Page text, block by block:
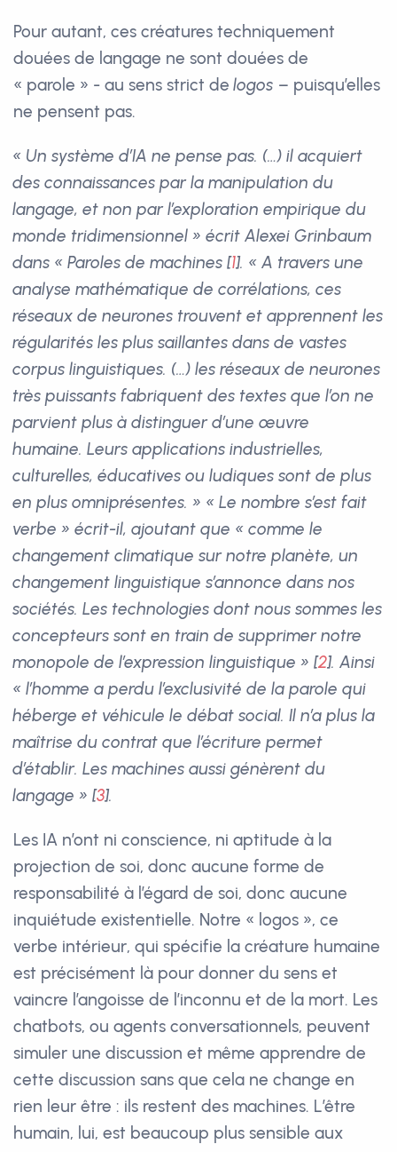
Pour autant, ces créatures techniquement
douées de langage ne sont douées de
« parole » - au sens strict delogos – puisqu’elles
ne pensent pas.
« Un système d’IA ne pense pas. (…) il acquiert
des connaissances par la manipulation du
langage, et non par l’exploration empirique du
monde tridimensionnel » écrit Alexei Grinbaum
dans « Paroles de machines [1]. « A travers une
analyse mathématique de corrélations, ces
réseaux de neurones trouvent et apprennent les
régularités les plus saillantes dans de vastes
corpus linguistiques. (…) les réseaux de neurones
très puissants fabriquent des textes que l’on ne
parvient plus à distinguer d’une œuvre
humaine. Leurs applications industrielles,
culturelles, éducatives ou ludiques sont de plus
en plus omniprésentes. » « Le nombre s’est fait
verbe » écrit-il, ajoutant que « comme le
changement climatique sur notre planète, un
changement linguistique s’annonce dans nos
sociétés. Les technologies dont nous sommes les
concepteurs sont en train de supprimer notre
monopole de l’expression linguistique » [2]. Ainsi
« l’homme a perdu l’exclusivité de la parole qui
héberge et véhicule le débat social. Il n’a plus la
maîtrise du contrat que l’écriture permet
d’établir. Les machines aussi génèrent du
langage » [3].
Les IA n’ont ni conscience, ni aptitude à la
projection de soi, donc aucune forme de
responsabilité à l’égard de soi, donc aucune
inquiétude existentielle. Notre « logos », ce
verbe intérieur, qui spécifie la créature humaine
est précisément là pour donner du sens et
vaincre l’angoisse de l’inconnu et de la mort. Les
chatbots, ou agents conversationnels, peuvent
simuler une discussion et même apprendre de
cette discussion sans que cela ne change en
rien leur être : ils restent des machines. L’être
humain, lui, est beaucoup plus sensible aux